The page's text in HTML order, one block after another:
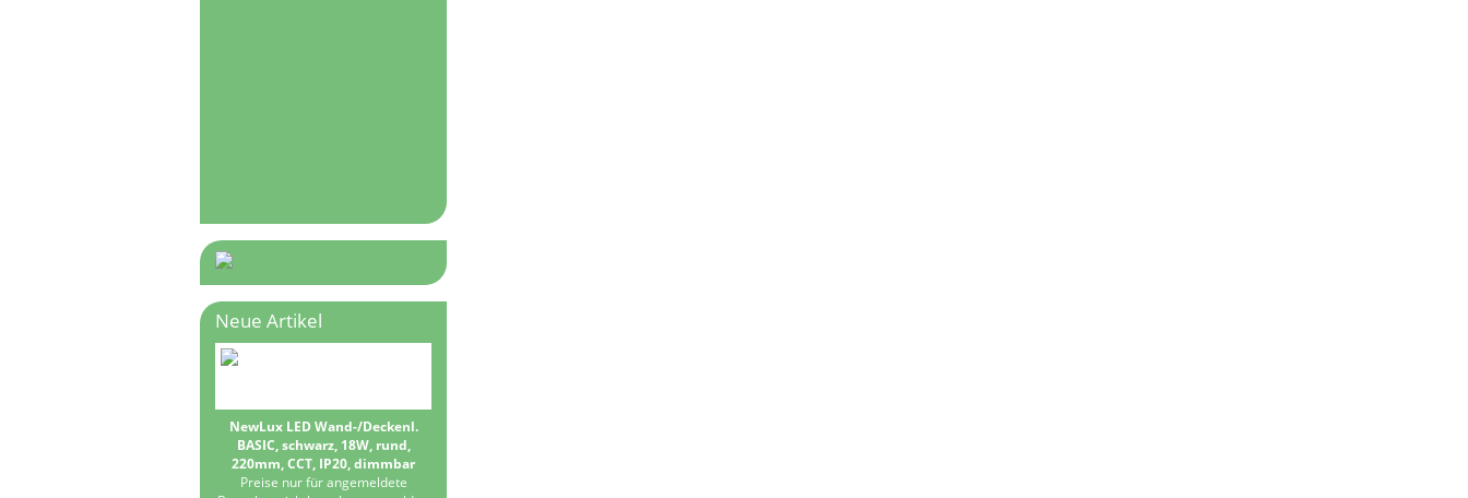
Neue Artikel
NewLux LED Wand-/Deckenl.
BASIC, schwarz, 18W, rund,
220mm, CCT, IP20, dimmbar
Preise nur für angemeldete